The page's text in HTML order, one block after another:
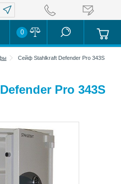
0
Сейф Stahlkraft Defender Pro 343S
Pro 343S